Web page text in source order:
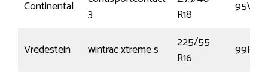
Continental
3
R18
95W
Vredestein wintrac xtreme s
225/55
R16
99H